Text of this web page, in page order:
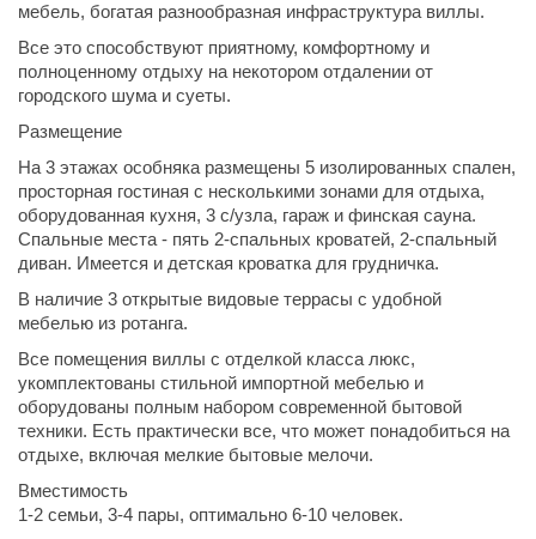
мебель, богатая разнообразная инфраструктура виллы.
Все это способствуют приятному, комфортному и
полноценному отдыху на некотором отдалении от
городского шума и суеты.
Размещение
На 3 этажах особняка размещены 5 изолированных спален,
просторная гостиная с несколькими зонами для отдыха,
оборудованная кухня, 3 с/узла, гараж и финская сауна.
Спальные места - пять 2-спальных кроватей, 2-спальный
диван. Имеется и детская кроватка для грудничка.
В наличие 3 открытые видовые террасы с удобной
мебелью из ротанга.
Все помещения виллы с отделкой класса люкс,
укомплектованы стильной импортной мебелью и
оборудованы полным набором современной бытовой
техники. Есть практически все, что может понадобиться на
отдыхе, включая мелкие бытовые мелочи.
Вместимость
1-2 семьи, 3-4 пары, оптимально 6-10 человек.